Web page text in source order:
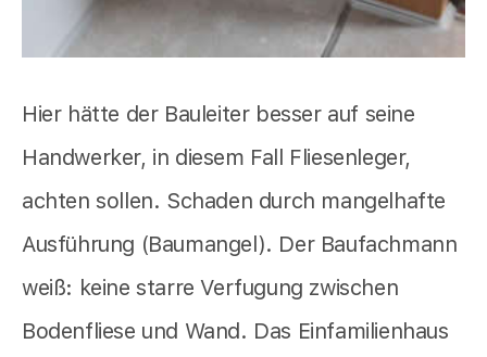
Hier hätte der Bauleiter besser auf seine
Handwerker, in diesem Fall Fliesenleger,
achten sollen. Schaden durch mangelhafte
Ausführung (Baumangel). Der Baufachmann
weiß: keine starre Verfugung zwischen
Bodenfliese und Wand. Das Einfamilienhaus